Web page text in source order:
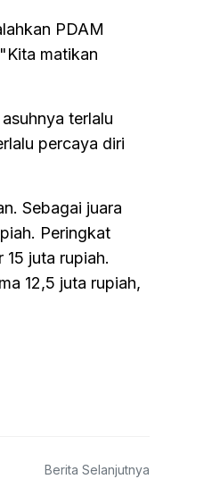
PDAM
matikan
terlalu
percaya diri
Sebagai juara
Peringkat
juta rupiah.
12,5 juta rupiah,
Berita Selanjutnya